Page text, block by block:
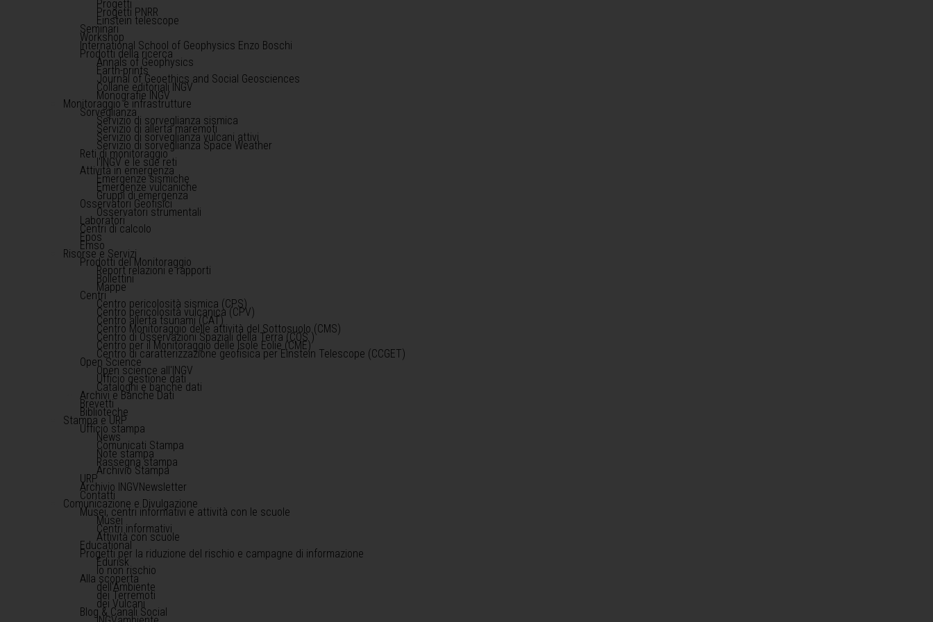
Progetti
Progetti PNRR
Einstein telescope
Seminari
Workshop
International School of Geophysics Enzo Boschi
Prodotti della ricerca
Annals of Geophysics
Earth-prints
Journal of Geoethics and Social Geosciences
Collane editoriali INGV
Monografie INGV
Monitoraggio e infrastrutture
Sorveglianza
Servizio di sorveglianza sismica
Servizio di allerta maremoti
Servizio di sorveglianza vulcani attivi
Servizio di sorveglianza Space Weather
Reti di monitoraggio
l'INGV e le sue reti
Attività in emergenza
Emergenze sismiche
Emergenze vulcaniche
Gruppi di emergenza
Osservatori Geofisici
Osservatori strumentali
Laboratori
Centri di calcolo
Epos
Emso
Risorse e Servizi
Prodotti del Monitoraggio
Report relazioni e rapporti
Bollettini
Mappe
Centri
Centro pericolosità sismica (CPS)
Centro pericolosità vulcanica (CPV)
Centro allerta tsunami (CAT)
Centro Monitoraggio delle attività del Sottosuolo (CMS)
Centro di Osservazioni Spaziali della Terra (COS )
Centro per il Monitoraggio delle Isole Eolie (CME)
Centro di caratterizzazione geofisica per Einstein Telescope (CCGET)
Open Science
Open science all'INGV
Ufficio gestione dati
Cataloghi e banche dati
Archivi e Banche Dati
Brevetti
Biblioteche
Stampa e URP
Ufficio stampa
News
Comunicati Stampa
Note stampa
Rassegna stampa
Archivio Stampa
URP
Archivio INGVNewsletter
Contatti
Comunicazione e Divulgazione
Musei, centri informativi e attività con le scuole
Musei
Centri informativi
Attività con scuole
Educational
Progetti per la riduzione del rischio e campagne di informazione
Edurisk
Io non rischio
Alla scoperta
dell'Ambiente
dei Terremoti
dei Vulcani
Blog & Canali Social